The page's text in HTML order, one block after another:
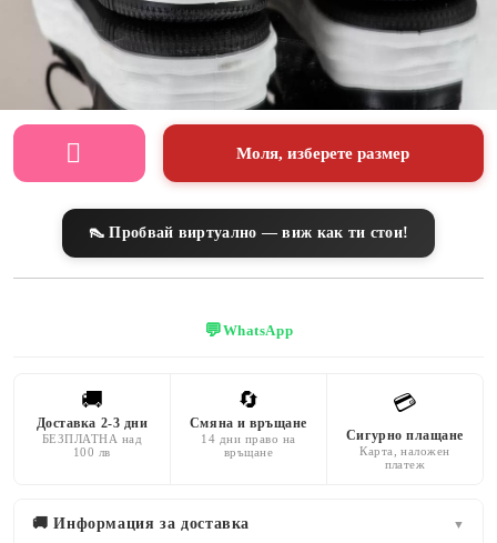
ЦВЯТ
черен
МАТЕРИАЛ
Екологична
кожа
НА
ПОДМЕТКАТА
4 CM
Моля, изберете размер
👠 Пробвай виртуално — виж как ти стои!
💬WhatsApp
🚚
Доставка 2-3 дни
БЕЗПЛАТНА над
100 лв
🔄
Смяна и връщане
14 дни право на
връщане
💳
Сигурно плащане
Карта, наложен
платеж
🚚 Информация за доставка ▼